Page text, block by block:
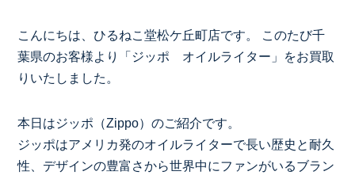
こんにちは、ひるねこ堂松ケ丘町店です。 このたび千
葉県のお客様より「ジッポ オイルライター」をお買取
りいたしました。
本日はジッポ（Zippo）のご紹介です。
ジッポはアメリカ発のオイルライターで長い歴史と耐久
性、デザインの豊富さから世界中にファンがいるブラン